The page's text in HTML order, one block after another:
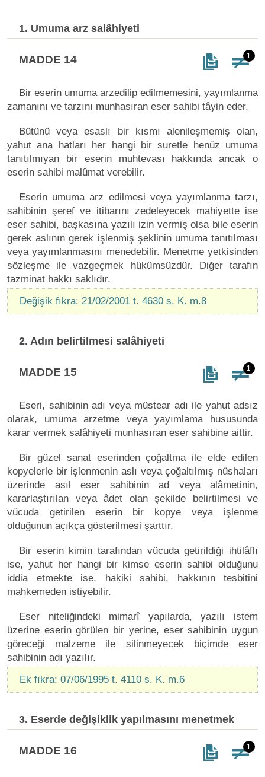
1. Umuma arz salâhiyeti
MADDE 14 1
Bir eserin umuma arzedilip edilmemesini, yayımlanma
zamanını ve tarzını munhasıran eser sahibi tâyin eder.
Bütünü veya esaslı bir kısmı alenileşmemiş olan,
yahut ana hatları her hangi bir suretle henüz umuma
tanıtılmıyan bir eserin muhtevası hakkında ancak o
eserin sahibi malûmat verebilir.
Eserin umuma arz edilmesi veya yayımlanma tarzı,
sahibinin şeref ve itibarını zedeleyecek mahiyette ise
eser sahibi, başkasına yazılı izin vermiş olsa bile eserin
gerek aslının gerek işlenmiş şeklinin umuma tanıtılması
veya yayımlanmasını menedebilir. Menetme yetkisinden
sözleşme ile vazgeçmek hükümsüzdür. Diğer tarafın
tazminat hakkı saklıdır.
Değişik fıkra: 21/02/2001 t. 4630 s. K. m.8
2. Adın belirtilmesi salâhiyeti
MADDE 15 1
Eseri, sahibinin adı veya müstear adı ile yahut adsız
olarak, umuma arzetme veya yayımlama hususunda
karar vermek salâhiyeti munhasıran eser sahibine aittir.
Bir güzel sanat eserinden çoğaltma ile elde edilen
kopyelerle bir işlenmenin aslı veya çoğaltılmış nüshaları
üzerinde asıl eser sahibinin ad veya alâmetinin,
kararlaştırılan veya âdet olan şekilde belirtilmesi ve
vücuda getirilen eserin bir kopye veya işlenme
olduğunun açıkça gösterilmesi şarttır.
Bir eserin kimin tarafından vücuda getirildiği ihtilâflı
ise, yahut her hangi bir kimse eserin sahibi olduğunu
iddia etmekte ise, hakiki sahibi, hakkının tesbitini
mahkemeden istiyebilir.
Eser niteliğindeki mimarî yapılarda, yazılı istem
üzerine eserin görülen bir yerine, eser sahibinin uygun
göreceği malzeme ile silinmeyecek biçimde eser
sahibinin adı yazılır.
Ek fıkra: 07/06/1995 t. 4110 s. K. m.6
3. Eserde değişiklik yapılmasını menetmek
MADDE 16 1